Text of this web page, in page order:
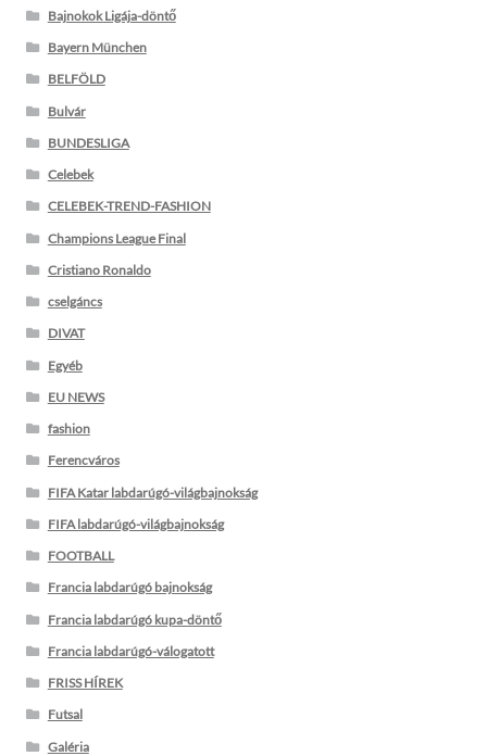
Bajnokok Ligája-döntő
Bayern München
BELFÖLD
Bulvár
BUNDESLIGA
Celebek
CELEBEK-TREND-FASHION
Champions League Final
Cristiano Ronaldo
cselgáncs
DIVAT
Egyéb
EU NEWS
fashion
Ferencváros
FIFA Katar labdarúgó-világbajnokság
FIFA labdarúgó-világbajnokság
FOOTBALL
Francia labdarúgó bajnokság
Francia labdarúgó kupa-döntő
Francia labdarúgó-válogatott
FRISS HÍREK
Futsal
Galéria